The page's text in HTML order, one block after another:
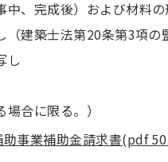
、完成後）および材料
建築士法第20条第3項の
し
合に限る。）
事業補助金請求書(pdf